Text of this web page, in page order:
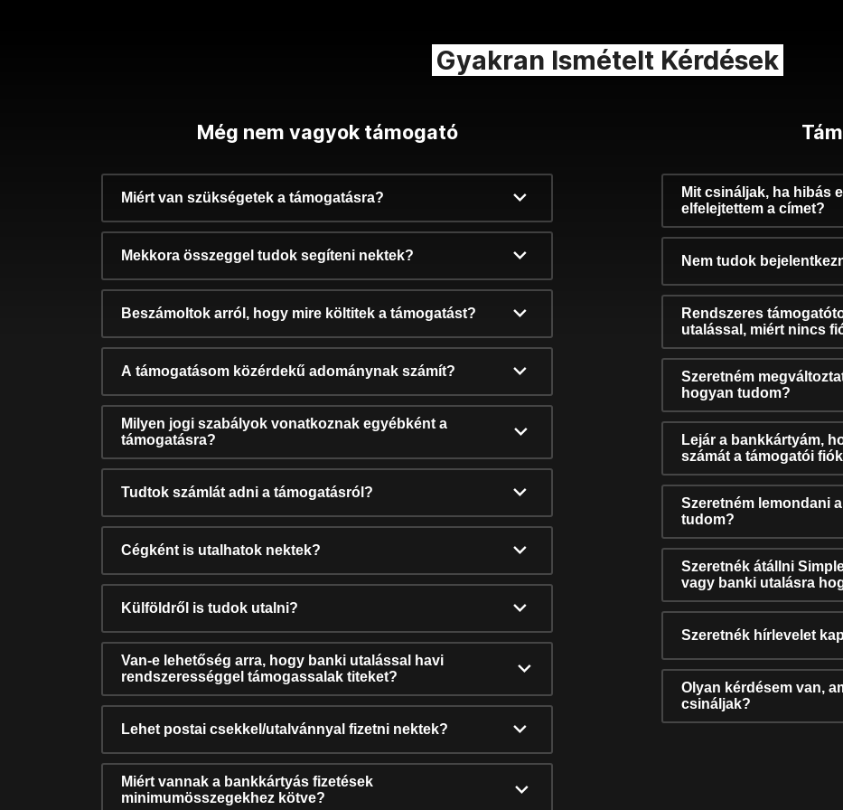
Gyakran Ismételt Kérdések
Még nem vagyok támogató
Miért van szükségetek a támogatásra?
Mekkora összeggel tudok segíteni nektek?
Beszámoltok arról, hogy mire költitek a támogatást?
A támogatásom közérdekű adománynak számít?
Milyen jogi szabályok vonatkoznak egyébként a
támogatásra?
Tudtok számlát adni a támogatásról?
Cégként is utalhatok nektek?
Külföldről is tudok utalni?
Van-e lehetőség arra, hogy banki utalással havi
rendszerességgel támogassalak titeket?
Lehet postai csekkel/utalvánnyal fizetni nektek?
Miért vannak a bankkártyás fizetések
minimumösszegekhez kötve?
Mit csináljak, ha hibás
elfelejtettem a címet?
Nem tudok
Rendszeres
utalással, miért nincs
Szeretném
hogyan tudom?
Lejár a bankkártyám,
számát a támogatói
Szeretném lemondani
tudom?
Szeretnék átállni
vagy banki utalásra
Szeretnék hírlevelet
Olyan kérdésem van,
csináljak?